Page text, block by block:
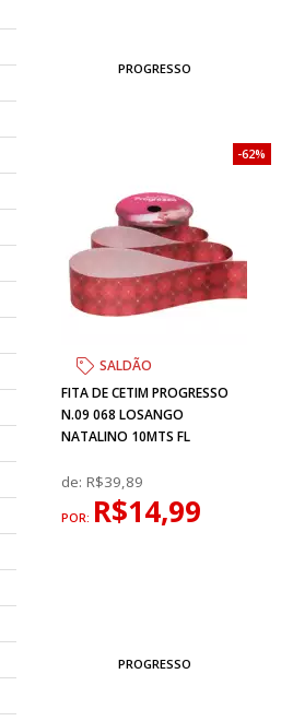
PROGRESSO
SALDÃO
FITA DE CETIM PROGRESSO
N.09 068 LOSANGO
NATALINO 10MTS FL
de:R$39,89
POR: R$14,99
62%
PROGRESSO